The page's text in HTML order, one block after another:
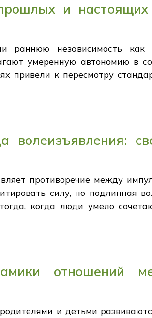
и
раннюю независимость как
умеренную автономию в
привели к пересмотру
волеизъявления:
противоречие между
силу, но подлинная
когда люди умело
и детьми